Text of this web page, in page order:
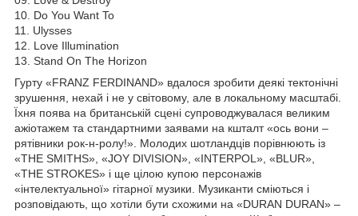
10. Do You Want To
11. Ulysses
12. Love Illumination
13. Stand On The Horizon
Гурту «FRANZ FERDINAND» вдалося зробити деякі тектонічні
зрушення, нехай і не у світовому, але в локальному масштабі.
Їхня поява на британській сцені супроводжувалася великим
ажіотажем та стандартними заявами на кшталт «ось вони –
рятівники рок-н-ролу!». Молодих шотландців порівнюють із
«THE SMITHS», «JOY DIVISION», «INTERPOL», «BLUR»,
«THE STROKES» і ще цілою купою персонажів
«інтелектуальної» гітарної музики. Музиканти сміються і
розповідають, що хотіли бути схожими на «DURAN DURAN» –